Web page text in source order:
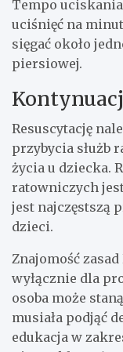
Tempo
uciśnięć na
sięgać około
piersiowej.
Resuscytację
przybycia służb
życia u dziecka.
ratowniczych
jest najczęstszą
dzieci.
Znajomość
wyłącznie dla
osoba może
musiała podjąć
edukacja w